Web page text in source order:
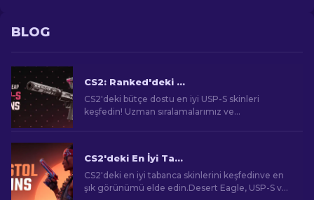
BLOG
CS2: Ranked'deki En Ucuz USP-S Skinleri [2026]
CS2'deki bütçe dostu en iyi USP-S skinleri
keşfedin! Uzman sıralamalarımız ve
CS2'deki En İyi Tabanca Skinleri [2026]
CS2'deki en iyi tabanca skinlerini keşfedinve en
şık görünümü elde edin.Desert Eagle, USP-S ve